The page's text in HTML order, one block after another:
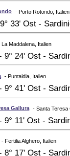
- Porto Rotondo, Italien
33' Ost -
La Maddalena, Italien
9° 24' Ost -
- Puntaldia, Italien
9° 41' Ost -
Gallura - Santa Teresa
9° 11' Ost -
- Fertilia Alghero, Italien
8° 17' Ost -